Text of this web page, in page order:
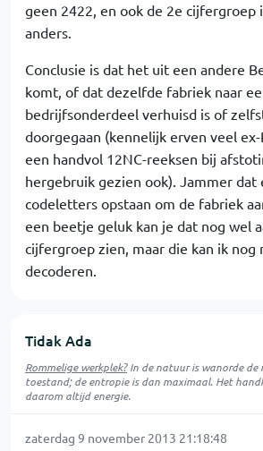
geen 2422, en ook de 2e cijfergroep
anders.
Conclusie is dat het uit een andere
komt, of dat dezelfde fabriek naar
bedrijfsonderdeel verhuisd is of
doorgegaan (kennelijk erven veel
een handvol 12NC-reeksen bij
hergebruik gezien ook). Jammer dat
codeletters opstaan om de fabriek
een beetje geluk kan je dat nog wel
cijfergroep zien, maar die kan ik
decoderen.
Tidak Ada
Rommelige werkplek?In de natuur iswanordede
toestand; de entropie is dan maximaal. Het
daarom altijd energie.
zaterdag 9 november 2013 21:18:48